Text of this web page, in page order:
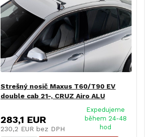
Strešný nosič Maxus T60/T90 EV
double cab 21-, CRUZ Airo ALU
283,1 EUR
230,2 EUR bez DPH
Expedujeme
během 24-48
hod